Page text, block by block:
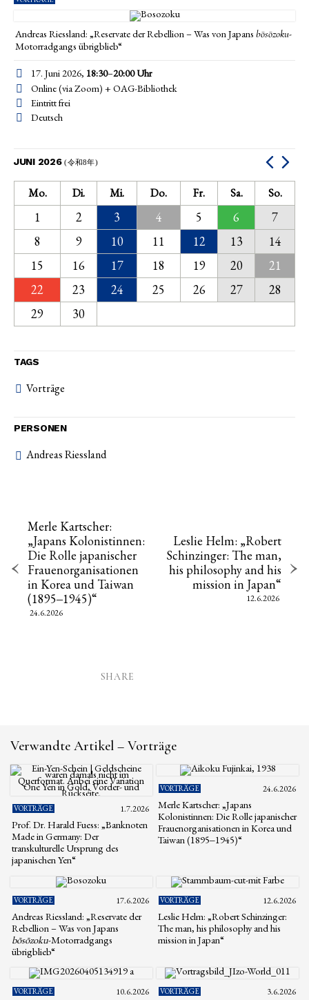
Andreas Riessland: „Reservate der Rebellion – Was von Japans bōsōzoku-
Motorradgangs übrigblieb“
17. Juni 2026, 18:30–20:00Uhr
Online (via Zoom) + OAG-Bibliothek
Eintritt frei
Deutsch
JUNI 2026(令和8年)
Mo. Di. Mi. Do. Fr. Sa. So.
1 2 3 4 5 6
7
8
9 10 11 12 13
14
15
16 17 18 19 20
21
22
23 24 25 26 27
28
29
30
TAGS
Vorträge
PERSONEN
Andreas Riessland
Merle Kartscher:
„Japans Kolonistinnen:
Die Rolle japanischer
Frauenorganisationen
in Korea und Taiwan
(1895‒1945)“
24.6.2026
Leslie Helm: „Robert
Schinzinger: The man,
his philosophy and his
mission in Japan“
12.6.2026
SHARE
Verwandte Artikel – Vorträge
VORTRÄGE 1.7.2026
Prof. Dr. Harald Fuess: „Banknoten
Made in Germany: Der
transkulturelle Ursprung des
japanischen Yen“
VORTRÄGE 24.6.2026
Merle Kartscher: „Japans
Kolonistinnen: Die Rolle japanischer
Frauenorganisationen in Korea und
Taiwan (1895‒1945)“
VORTRÄGE 17.6.2026
Andreas Riessland: „Reservate der
Rebellion – Was von Japans
bōsōzoku-Motorradgangs
übrigblieb“
VORTRÄGE 12.6.2026
Leslie Helm: „Robert Schinzinger:
The man, his philosophy and his
mission in Japan“
VORTRÄGE 10.6.2026 VORTRÄGE 3.6.2026